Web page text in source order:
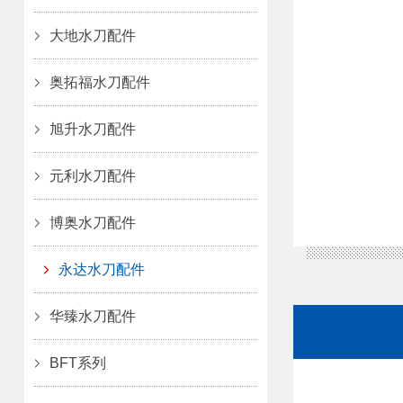
大地水刀配件
奥拓福水刀配件
旭升水刀配件
元利水刀配件
博奥水刀配件
永达水刀配件
华臻水刀配件
BFT系列